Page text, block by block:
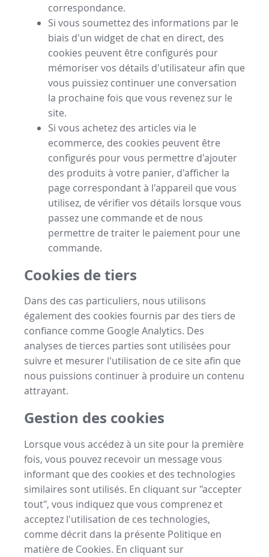
correspondance.
Si vous soumettez des informations par le
biais d'un widget de chat en direct, des
cookies peuvent être configurés pour
mémoriser vos détails d'utilisateur afin que
vous puissiez continuer une conversation
la prochaine fois que vous revenez sur le
site.
Si vous achetez des articles via le
ecommerce, des cookies peuvent être
configurés pour vous permettre d'ajouter
des produits à votre panier, d'afficher la
page correspondant à l'appareil que vous
utilisez, de vérifier vos détails lorsque vous
passez une commande et de nous
permettre de traiter le paiement pour une
commande.
Cookies de tiers
Dans des cas particuliers, nous utilisons
également des cookies fournis par des tiers de
confiance comme Google Analytics. Des
analyses de tierces parties sont utilisées pour
suivre et mesurer l'utilisation de ce site afin que
nous puissions continuer à produire un contenu
attrayant.
Gestion des cookies
Lorsque vous accédez à un site pour la première
fois, vous pouvez recevoir un message vous
informant que des cookies et des technologies
similaires sont utilisés. En cliquant sur "accepter
tout", vous indiquez que vous comprenez et
acceptez l'utilisation de ces technologies,
comme décrit dans la présente Politique en
matière de Cookies. En cliquant sur